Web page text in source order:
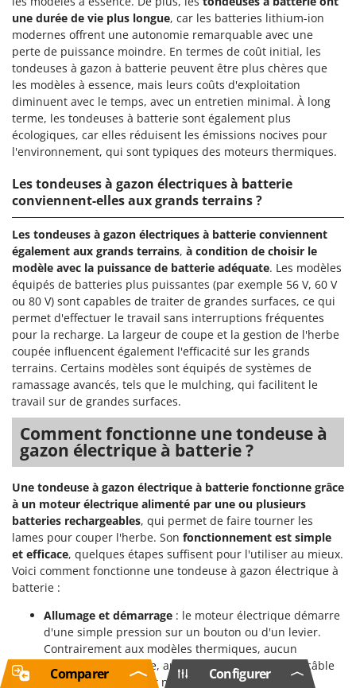
une durée de vie plus longue, car les batteries lithium-ion
modernes offrent une autonomie remarquable avec une
perte de puissance moindre. En termes de coût initial, les
tondeuses à gazon à batterie peuvent être plus chères que
les modèles à essence, mais leurs coûts d'exploitation
diminuent avec le temps, avec un entretien minimal. À long
terme, les tondeuses à batterie sont également plus
écologiques, car elles réduisent les émissions nocives pour
l'environnement, qui sont typiques des moteurs thermiques.
Les tondeuses à gazon électriques à batterie
conviennent-elles aux grands terrains ?
Les tondeuses à gazon électriques à batterie conviennent
également aux grands terrains, à condition de choisir le
modèle avec la puissance de batterie adéquate. Les modèles
équipés de batteries plus puissantes (par exemple 56 V, 60 V
ou 80 V) sont capables de traiter de grandes surfaces, ce qui
permet d'effectuer le travail sans interruptions fréquentes
pour la recharge. La largeur de coupe et la gestion de l'herbe
coupée influencent également l'efficacité sur les grands
terrains. Certains modèles sont équipés de systèmes de
ramassage avancés, tels que le mulching, qui facilitent le
travail sur de grandes surfaces.
Comment fonctionne une tondeuse à
gazon électrique à batterie ?
Une tondeuse à gazon électrique à batterie fonctionne grâce
à un moteur électrique alimenté par une ou plusieurs
batteries rechargeables, qui permet de faire tourner les
lames pour couper l'herbe. Son fonctionnement est simple
et efficace, quelques étapes suffisent pour l'utiliser au mieux.
Voici comment fonctionne une tondeuse à gazon électrique à
batterie :
Allumage et démarrage : le moteur électrique démarre
d'une simple pression sur un bouton ou d'un levier.
Contrairement aux modèles thermiques, aucun
démarrage complexe, aucun carburant ni aucun câble
de connexion ne sont nécessaires.Configurer
Comparer